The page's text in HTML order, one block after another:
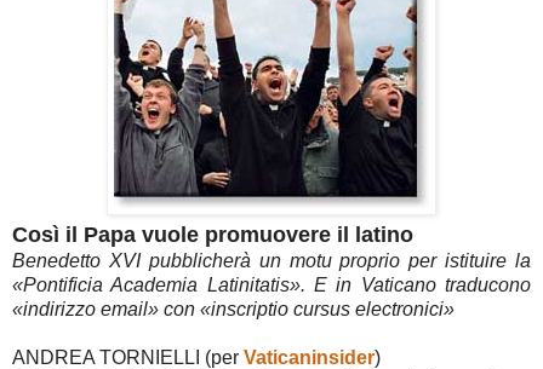
Così il Papa vuole promuovere il latino
Benedetto XVI pubblicherà un motu proprio per istituire la
«Pontificia Academia Latinitatis». E in Vaticano traducono
«indirizzo email» con «inscriptio cursus electronici»
ANDREA TORNIELLI (per Vaticaninsider)